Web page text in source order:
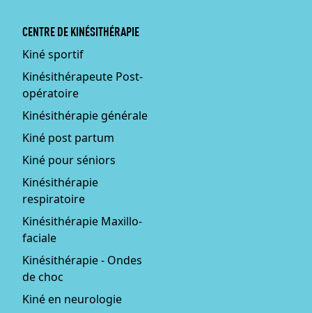
CENTRE DE KINÉSITHÉRAPIE
Kiné sportif
Kinésithérapeute Post-
opératoire
Kinésithérapie générale
Kiné post partum
Kiné pour séniors
Kinésithérapie
respiratoire
Kinésithérapie Maxillo-
faciale
Kinésithérapie - Ondes
de choc
Kiné en neurologie